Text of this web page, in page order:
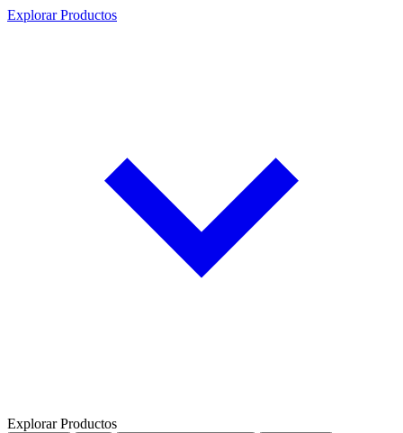
Explorar Productos
Explorar Productos